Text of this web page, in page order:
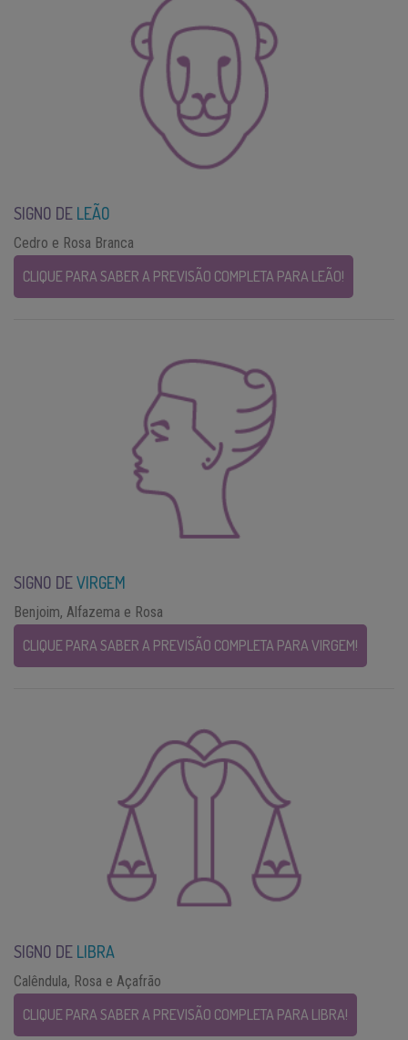
SIGNO DE LEÃO
Cedro e Rosa Branca
CLIQUE PARA SABER A PREVISÃO COMPLETA PARA LEÃO!
SIGNO DEVIRGEM
Benjoim, Alfazema e Rosa
CLIQUE PARA SABER A PREVISÃO COMPLETA PARA VIRGEM!
SIGNO DE LIBRA
Calêndula, Rosa e Açafrão
CLIQUE PARA SABER A PREVISÃO COMPLETA PARA LIBRA!